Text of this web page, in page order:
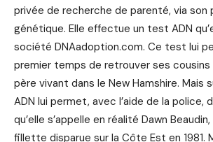
privée de recherche de parenté, via son
génétique. Elle effectue un test ADN
société DNAadoption.com. Ce test lui
premier temps de retrouver ses
père vivant dans le New Hamshire.
ADN lui permet, avec l’aide de la police,
qu’elle s’appelle en réalité Dawn
fillette disparue sur la Côte Est en 1981.